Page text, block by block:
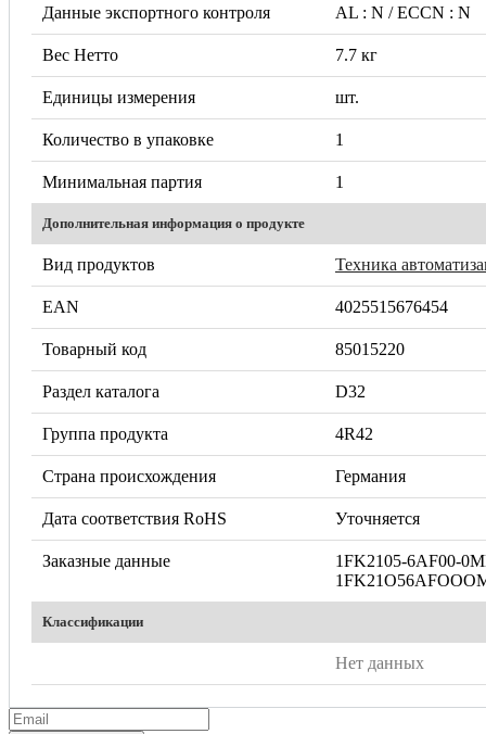
Данные экспортного контроля AL : N / ECCN : N
Вес Нетто 7.7 кг
Единицы измерения шт.
Количество в упаковке 1
Минимальная партия 1
Дополнительная информация о продукте
Вид продуктов Техника
EAN 4025515676454
Товарный код 85015220
Раздел каталога D32
Группа продукта 4R42
Страна происхождения Германия
Дата соответствия RoHS Уточняется
Заказные данные
1FK2105-6AF00-
Классификации
Нет данных